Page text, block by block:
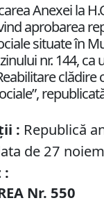
Anexei la
aprobarea
situate în
nr. 144, ca
clădire
: Republică
de 27
:
Nr. 550